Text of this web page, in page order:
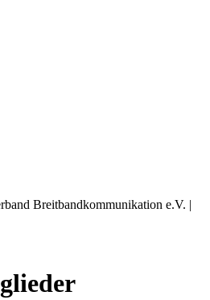
Breitbandkommunikation e.V. |